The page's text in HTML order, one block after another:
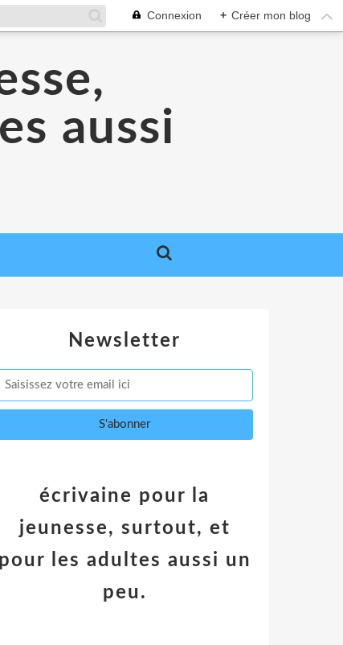
Connexion + Créer mon blog
aussi
Newsletter
écrivaine pour la
jeunesse, surtout, et
pour les adultes aussi un
peu.